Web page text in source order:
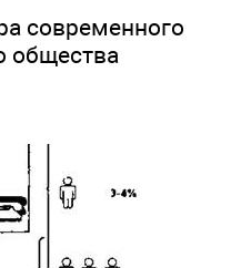
современного
общества